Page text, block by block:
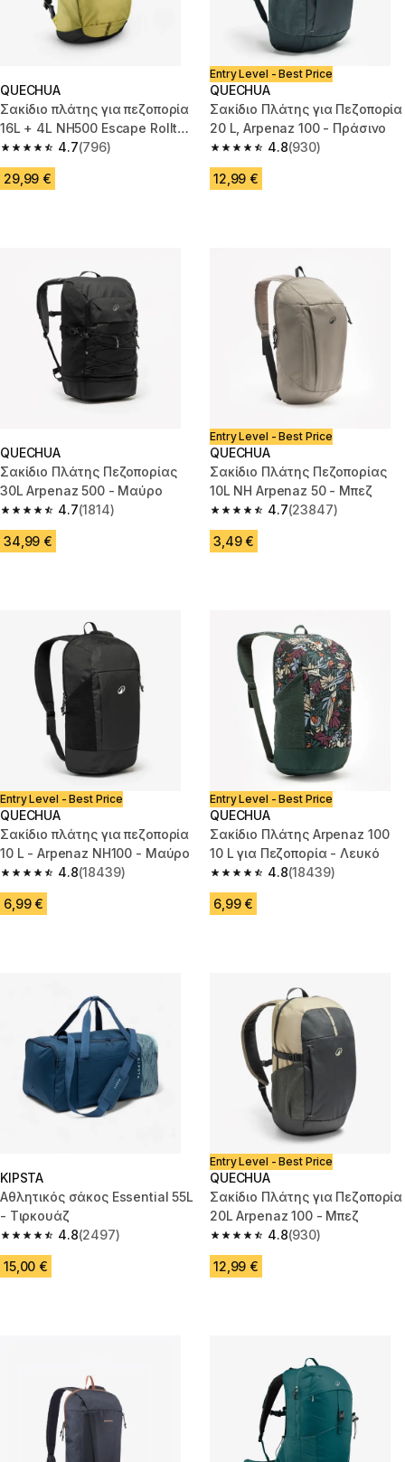
QUECHUA
Σακίδιο πλάτης για πεζοπορία
16L + 4L NH500 Escape Rolltop
- Χρυσαφί χακί
4.7
4.7 out of 5 stars from 796 reviews
(796)
29,99 €
Entry Level - Best Price
QUECHUA
Σακίδιο Πλάτης για Πεζοπορία
20 L, Arpenaz 100 - Πράσινο
4.8
4.8 out of 5 stars from 930
(930)
12,99 €
QUECHUA
Σακίδιο Πλάτης Πεζοπορίας
30L Arpenaz 500 - Μαύρο
4.7
4.7 out of 5 stars from 1814 reviews
(1814)
34,99 €
Entry Level - Best Price
QUECHUA
Σακίδιο Πλάτης Πεζοπορίας
10L NH Arpenaz 50 - Μπεζ
4.7
4.7 out of 5 stars from 23847
(23847)
3,49 €
Entry Level - Best Price
QUECHUA
Σακίδιο πλάτης για πεζοπορία
10 L - Arpenaz NH100 - Μαύρο
4.8
4.8 out of 5 stars from 18439 reviews
(18439)
6,99 €
Entry Level - Best Price
QUECHUA
Σακίδιο Πλάτης Arpenaz 100
10 L για Πεζοπορία - Λευκό
4.8
4.8 out of 5 stars from 18439
(18439)
6,99 €
KIPSTA
Αθλητικός σάκος Essential 55L
- Τιρκουάζ
4.8
4.8 out of 5 stars from 2497 reviews
(2497)
15,00 €
Entry Level - Best Price
QUECHUA
Σακίδιο Πλάτης για Πεζοπορία
20L Arpenaz 100 - Μπεζ
4.8
4.8 out of 5 stars from 930
(930)
12,99 €